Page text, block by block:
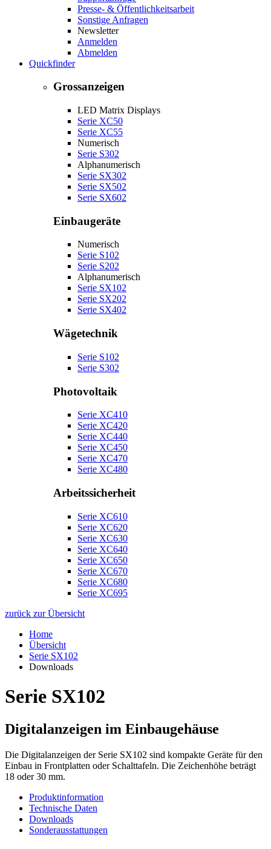
Presse- & Öffentlichkeitsarbeit
Sonstige Anfragen
Newsletter
Anmelden
Abmelden
Quickfinder
Grossanzeigen
LED Matrix Displays
Serie XC50
Serie XC55
Numerisch
Serie S302
Alphanumerisch
Serie SX302
Serie SX502
Serie SX602
Einbaugeräte
Numerisch
Serie S102
Serie S202
Alphanumerisch
Serie SX102
Serie SX202
Serie SX402
Wägetechnik
Serie S102
Serie S302
Photovoltaik
Serie XC410
Serie XC420
Serie XC440
Serie XC450
Serie XC470
Serie XC480
Arbeitssicherheit
Serie XC610
Serie XC620
Serie XC630
Serie XC640
Serie XC650
Serie XC670
Serie XC680
Serie XC695
zurück zur Übersicht
Home
Übersicht
Serie SX102
Downloads
Serie SX102
Digitalanzeigen im Einbaugehäuse
Die Digitalanzeigen der Serie SX102 sind kompakte Geräte für den
Einbau in Frontplatten oder Schalttafeln. Die Zeichenhöhe beträgt
18 oder 30 mm.
Produktinformation
Technische Daten
Downloads
Sonderausstattungen